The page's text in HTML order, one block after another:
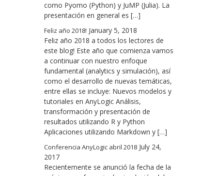
como Pyomo (Python) y JuMP (Julia). La
presentación en general es […]
Feliz año 2018! January 5, 2018
Feliz año 2018 a todos los lectores de
este blog! Este año que comienza vamos
a continuar con nuestro enfoque
fundamental (analytics y simulación), así
como el desarrollo de nuevas temáticas,
entre ellas se incluye: Nuevos modelos y
tutoriales en AnyLogic Análisis,
transformación y presentación de
resultados utilizando R y Python
Aplicaciones utilizando Markdown y […]
Conferencia AnyLogic abril 2018 July 24,
2017
Recientemente se anunció la fecha de la